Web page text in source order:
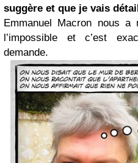
suggère et que je vais
Emmanuel Macron nous a
l’impossible et c’est
demande.